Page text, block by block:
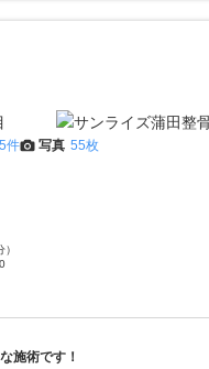
5件 写真 55枚
施術です！